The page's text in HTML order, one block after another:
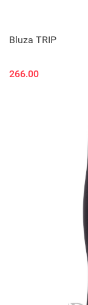
Bluza TRIP
266.00